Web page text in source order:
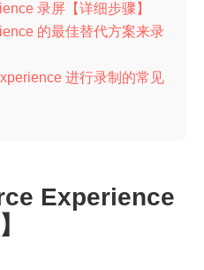
录屏【详细步骤】
的最佳替代方案来录
进行录制的常见
Experience